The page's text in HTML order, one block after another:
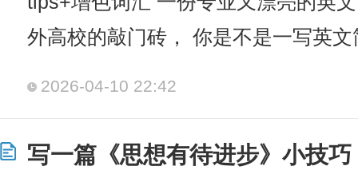
外高校的敲门砖， 你是不是一写英
2026-04-10 22:42
写一篇《思想有待进步》小技